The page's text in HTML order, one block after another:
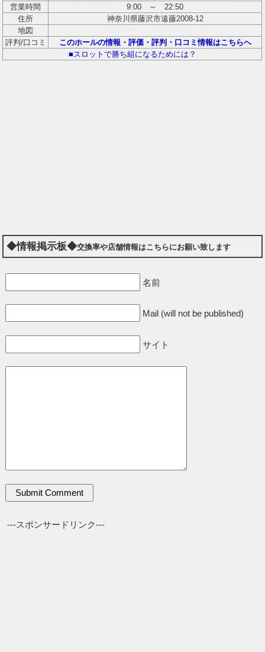
営業時間
9:00 ～ 22:50
住所
神奈川県藤沢市遠藤2008-12
地図
評判/口コミ
このホールの情報・評価・評判・口コミ情報はこちらへ
■スロットで勝ち組になるためには？
◆情報掲示板◆交換率や店舗情報はこちらにお願い致します
名前
Mail (will not be published)
サイト
---スポンサードリンク---